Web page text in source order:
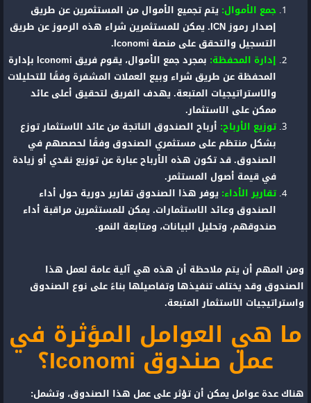
جمع الأموال: يتم تجميع الأموال من المستثمرين عن طريق
إصدار رموز ICN. يمكن للمستثمرين شراء هذه الرموز عن طريق
التسجيل والتحقق على منصة Iconomi.
إدارة المحفظة:
بمجرد جمع الأموال، يقوم فريق Iconomi بإدارة
المحفظة عن طريق شراء وبيع العملات المشفرة وفقًا للتحليلات
والاستراتيجيات المتبعة. يهدف الفريق لتحقيق أعلى عائد
ممكن على الاستثمار.
توزيع الأرباح: أرباح الصندوق الناتجة من عائد الاستثمار توزع
بشكل منتظم على مستثمري الصندوق وفقًا لحصصهم في
الصندوق. قد تكون هذه الأرباح عبارة عن توزيع نقدي أو زيادة
في قيمة أصول المستثمر.
تقارير الأداء: يوفر هذا الصندوق تقارير دورية حول أداء
الصندوق وعائد الاستثمارات. يمكن للمستثمرين مراقبة أداء
صندوقهم، وتحليل البيانات، ومتابعة النمو.
ومن المهم أن يتم ملاحظة أن هذه هي آلية عامة لعمل هذا
الصندوق وقد يختلف تنفيذها وتفاصيلها بناءً على نوع الصندوق
واستراتيجيات الاستثمار المتبعة.
ما هي العوامل المؤثرة في
عمل صندوق Iconomi؟
هناك عدة عوامل يمكن أن تؤثر على عمل هذا الصندوق، وتشمل: